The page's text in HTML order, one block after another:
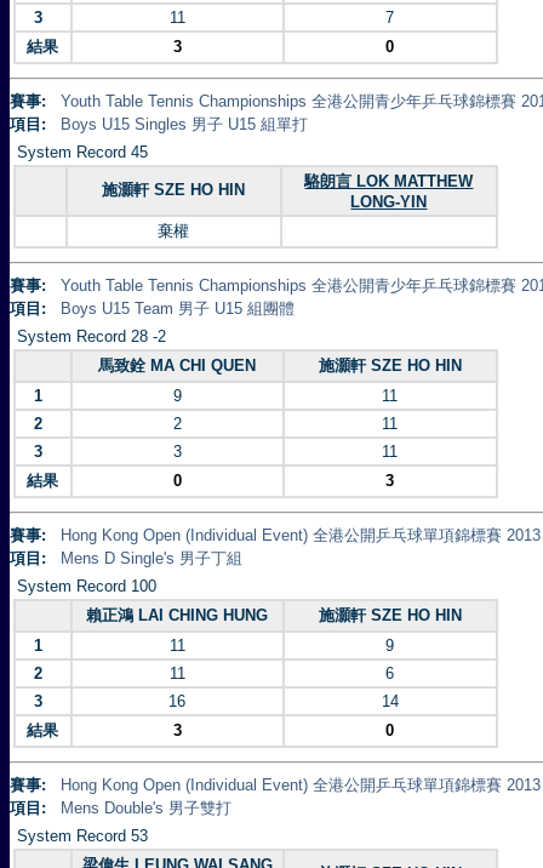
3
11
7
結果
3 0
賽事:
Youth Table Tennis Championships 全港公開青少年乒乓球錦標賽
項目:
Boys U15 Singles 男子 U15 組單打
System Record 45
施灝軒 SZE HO HIN
駱朗言 LOK MATTHEW
LONG-YIN
棄權
賽事:
Youth Table Tennis Championships 全港公開青少年乒乓球錦標賽
項目:
Boys U15 Team 男子 U15 組團體
System Record 28 -2
馬致銓 MA CHI QUEN
施灝軒 SZE HO HIN
1
9
11
2
2
11
3
3
11
結果
0 3
賽事:
Hong Kong Open (Individual Event) 全港公開乒乓球單項錦標賽 2013
項目:
Mens D Single's 男子丁組
System Record 100
賴正鴻 LAI CHING HUNG
施灝軒 SZE HO HIN
1
11
9
2
11
6
3
16
14
結果
3 0
賽事:
Hong Kong Open (Individual Event) 全港公開乒乓球單項錦標賽 2013
項目:
Mens Double's 男子雙打
System Record 53